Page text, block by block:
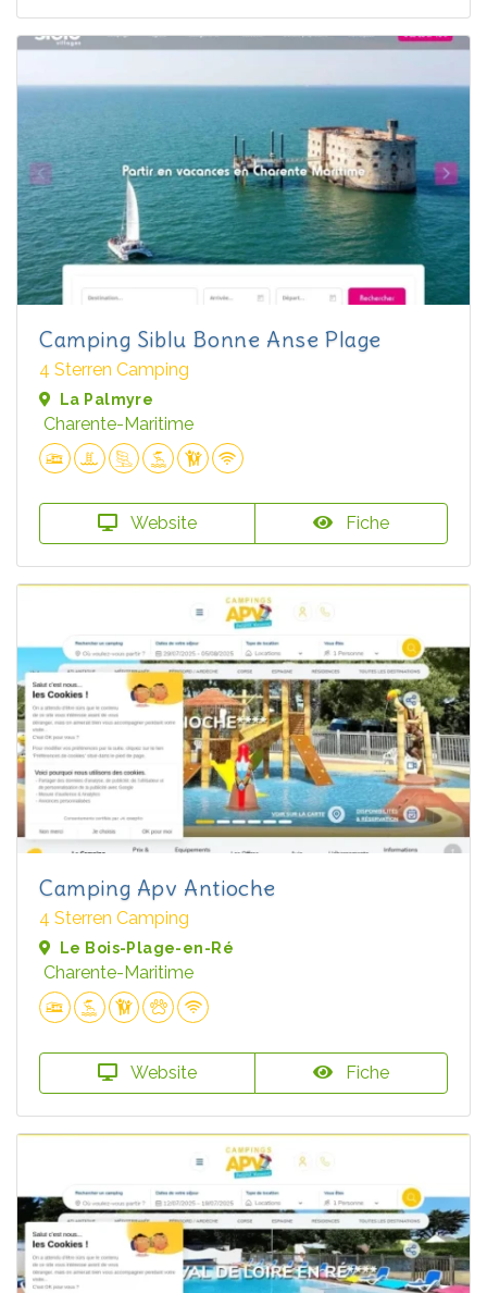
Camping Siblu Bonne Anse Plage
4 Sterren Camping
La Palmyre
Charente-Maritime
Website Fiche
Camping Apv Antioche
4 Sterren Camping
Le Bois-Plage-en-Ré
Charente-Maritime
Website Fiche